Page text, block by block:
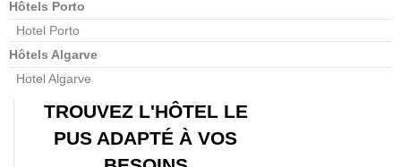
Hôtels Porto
Hotel Porto
Hôtels Algarve
Hotel Algarve
TROUVEZ L'HÔTEL LE
PUS ADAPTÉ À VOS